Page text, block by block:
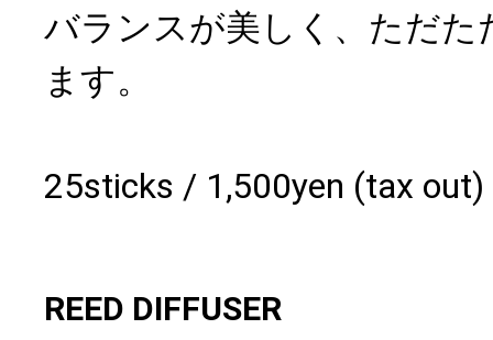
バランスが美しく、ただた
ます。
25sticks / 1,500yen (tax out)
REED DIFFUSER